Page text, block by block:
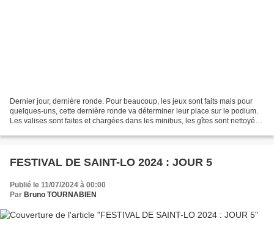
Dernier jour, dernière ronde. Pour beaucoup, les jeux sont faits mais pour
quelques-uns, cette dernière ronde va déterminer leur place sur le podium.
Les valises sont faites et chargées dans les minibus, les gîtes sont nettoyés
FESTIVAL DE SAINT-LO 2024 : JOUR 5
Publié le 11/07/2024 à 00:00
Par Bruno TOURNABIEN